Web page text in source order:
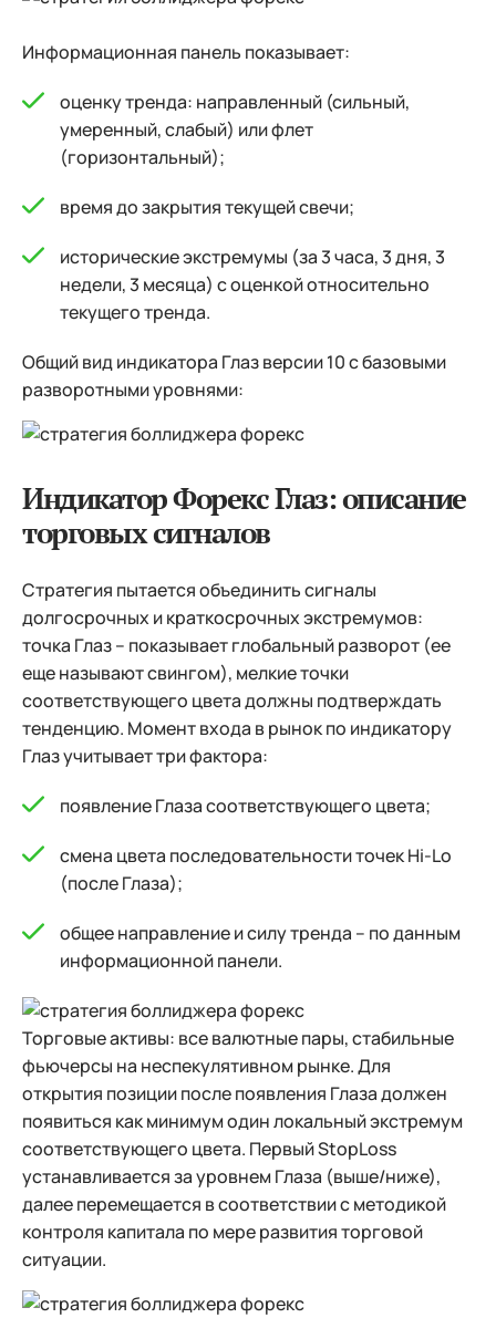
Информационная панель показывает:
оценку тренда: направленный (сильный,
умеренный, слабый) или флет
(горизонтальный);
время до закрытия текущей свечи;
исторические экстремумы (за 3 часа, 3 дня, 3
недели, 3 месяца) с оценкой относительно
текущего тренда.
Общий вид индикатора Глаз версии 10 с базовыми
разворотными уровнями:
Индикатор Форекс Глаз: описание
торговых сигналов
Стратегия пытается объединить сигналы
долгосрочных и краткосрочных экстремумов:
точка Глаз – показывает глобальный разворот (ее
еще называют свингом), мелкие точки
соответствующего цвета должны подтверждать
тенденцию. Момент входа в рынок по индикатору
Глаз учитывает три фактора:
появление Глаза соответствующего цвета;
смена цвета последовательности точек Hi-Lo
(после Глаза);
общее направление и силу тренда – по данным
информационной панели.
Торговые активы: все валютные пары, стабильные
фьючерсы на неспекулятивном рынке. Для
открытия позиции после появления Глаза должен
появиться как минимум один локальный экстремум
соответствующего цвета. Первый StopLoss
устанавливается за уровнем Глаза (выше/ниже),
далее перемещается в соответствии с методикой
контроля капитала по мере развития торговой
ситуации.